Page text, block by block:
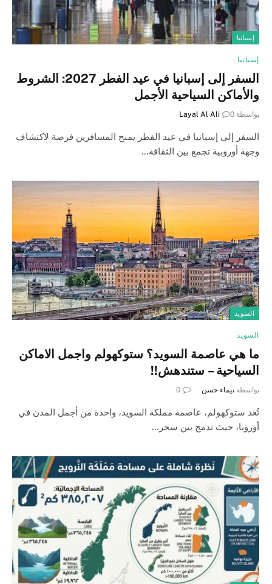
إسبانيا
إسبانيا
السفر إلى إسبانيا في عيد الفطر 2027: الشروط
والأماكن السياحية الأجمل
بواسطة Layal Al Ali 0
السفر إلى إسبانيا في عيد الفطر يمنح المسافرين فرصة لاكتشاف
وجهة أوروبية تجمع بين الثقافة…
السويد
السويد
ما هي عاصمة السويد؟ ستوكهولم واجمل الاماكن
السياحية – ستندهش!!
بواسطة تيماء حسن 0
تُعد ستوكهولم، عاصمة مملكة السويد، واحدة من أجمل المدن في
أوروبا، حيث تدمج بين سحر…